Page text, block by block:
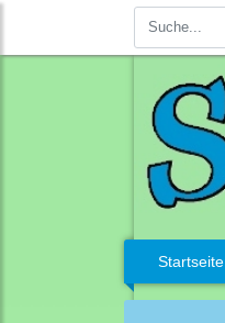
Startseite